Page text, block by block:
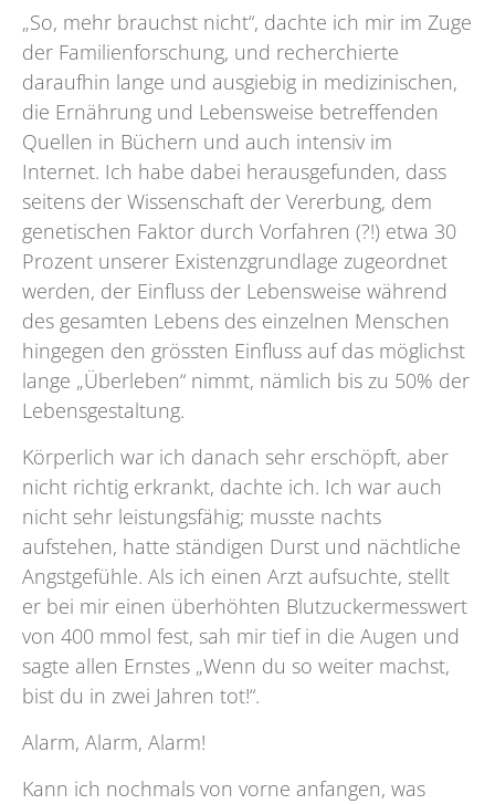
„So, mehr brauchst nicht“, dachte ich mir im Zuge
der Familienforschung, und recherchierte
daraufhin lange und ausgiebig in medizinischen,
die Ernährung und Lebensweise betreffenden
Quellen in Büchern und auch intensiv im
Internet. Ich habe dabei herausgefunden, dass
seitens der Wissenschaft der Vererbung, dem
genetischen Faktor durch Vorfahren (?!) etwa 30
Prozent unserer Existenzgrundlage zugeordnet
werden, der Einfluss der Lebensweise während
des gesamten Lebens des einzelnen Menschen
hingegen den grössten Einfluss auf das möglichst
lange „Überleben“ nimmt, nämlich bis zu 50% der
Lebensgestaltung.
Körperlich war ich danach sehr erschöpft, aber
nicht richtig erkrankt, dachte ich. Ich war auch
nicht sehr leistungsfähig; musste nachts
aufstehen, hatte ständigen Durst und nächtliche
Angstgefühle. Als ich einen Arzt aufsuchte, stellt
er bei mir einen überhöhten Blutzuckermesswert
von 400 mmol fest, sah mir tief in die Augen und
sagte allen Ernstes „Wenn du so weiter machst,
bist du in zwei Jahren tot!“.
Alarm, Alarm, Alarm!
Kann ich nochmals von vorne anfangen, was